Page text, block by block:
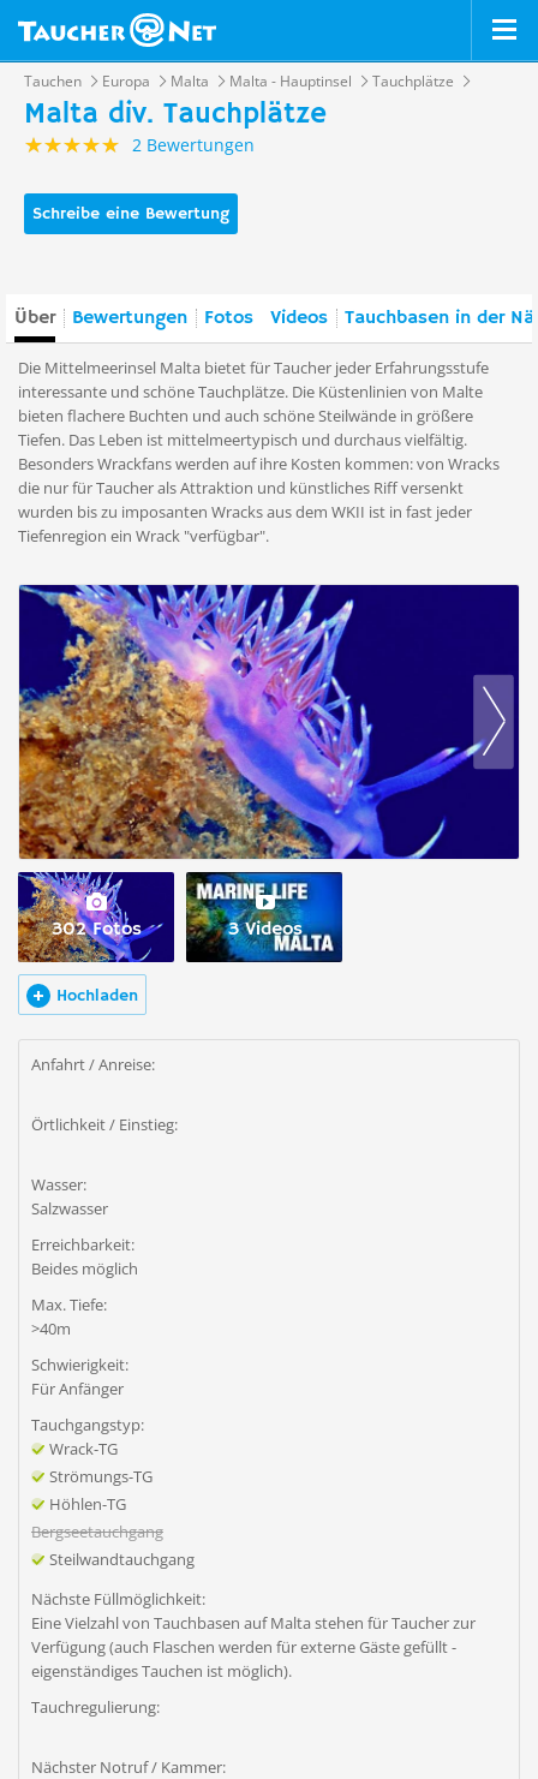
Tauchen Europa Malta Malta - Hauptinsel Tauchplätze
Malta div. Tauchplätze
2 Bewertungen
Schreibe eine Bewertung
Über Bewertungen Fotos Videos Tauchbasen in der
Die Mittelmeerinsel Malta bietet für Taucher jeder Erfahrungsstufe
interessante und schöne Tauchplätze. Die Küstenlinien von Malte
bieten flachere Buchten und auch schöne Steilwände in größere
Tiefen. Das Leben ist mittelmeertypisch und durchaus vielfältig.
Besonders Wrackfans werden auf ihre Kosten kommen: von Wracks
die nur für Taucher als Attraktion und künstliches Riff versenkt
wurden bis zu imposanten Wracks aus dem WKII ist in fast jeder
Tiefenregion ein Wrack "verfügbar".
302 Fotos 3 Videos
Hochladen
Anfahrt / Anreise:
Örtlichkeit / Einstieg:
Wasser:
Salzwasser
Erreichbarkeit:
Beides möglich
Max. Tiefe:
>40m
Schwierigkeit:
Für Anfänger
Tauchgangstyp:
Wrack-TG
Strömungs-TG
Höhlen-TG
Bergseetauchgang
Steilwandtauchgang
Nächste Füllmöglichkeit:
Eine Vielzahl von Tauchbasen auf Malta stehen für Taucher zur
Verfügung (auch Flaschen werden für externe Gäste gefüllt -
eigenständiges Tauchen ist möglich).
Tauchregulierung:
Nächster Notruf / Kammer: